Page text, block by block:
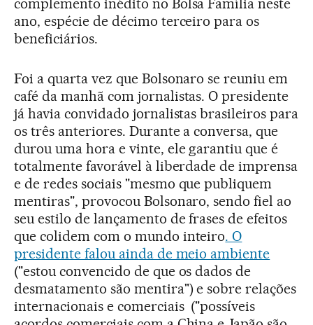
complemento inédito no Bolsa Família neste
ano, espécie de décimo terceiro para os
beneficiários.
Foi a quarta vez que Bolsonaro se reuniu em
café da manhã com jornalistas. O presidente
já havia convidado jornalistas brasileiros para
os três anteriores. Durante a conversa, que
durou uma hora e vinte, ele garantiu que é
totalmente favorável à liberdade de imprensa
e de redes sociais "mesmo que publiquem
mentiras", provocou Bolsonaro, sendo fiel ao
seu estilo de lançamento de frases de efeitos
que colidem com o mundo inteiro. O
presidente falou ainda de meio ambiente
("estou convencido de que os dados de
desmatamento são mentira") e sobre relações
internacionais e comerciais ("possíveis